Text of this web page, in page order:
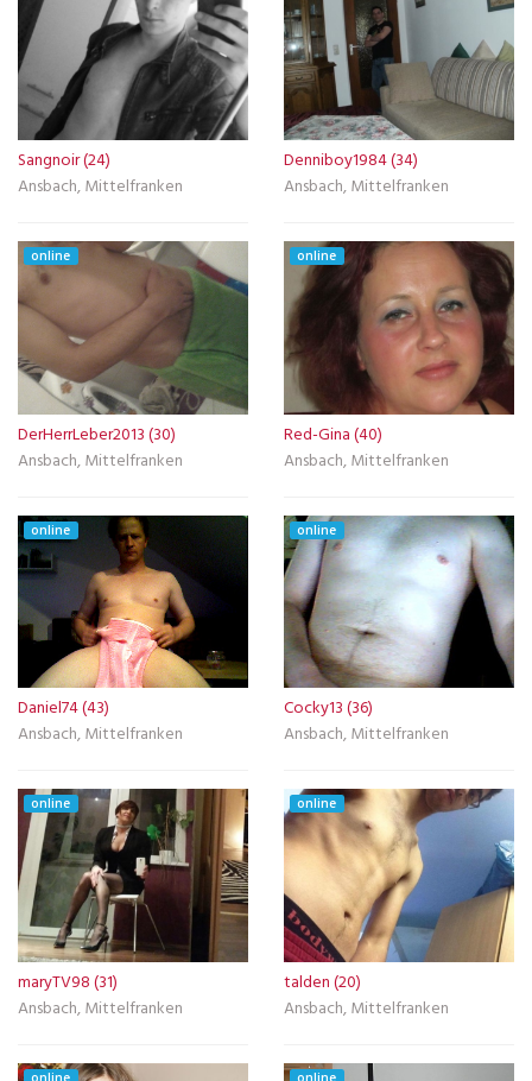
Sangnoir (24)
Ansbach, Mittelfranken
Denniboy1984 (34)
Ansbach, Mittelfranken
online
DerHerrLeber2013 (30)
Ansbach, Mittelfranken
online
Red-Gina (40)
Ansbach, Mittelfranken
online
Daniel74 (43)
Ansbach, Mittelfranken
online
Cocky13 (36)
Ansbach, Mittelfranken
online
maryTV98 (31)
Ansbach, Mittelfranken
online
talden (20)
Ansbach, Mittelfranken
online online